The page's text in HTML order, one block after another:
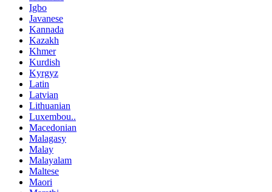
Igbo
Javanese
Kannada
Kazakh
Khmer
Kurdish
Kyrgyz
Latin
Latvian
Lithuanian
Luxembou..
Macedonian
Malagasy
Malay
Malayalam
Maltese
Maori